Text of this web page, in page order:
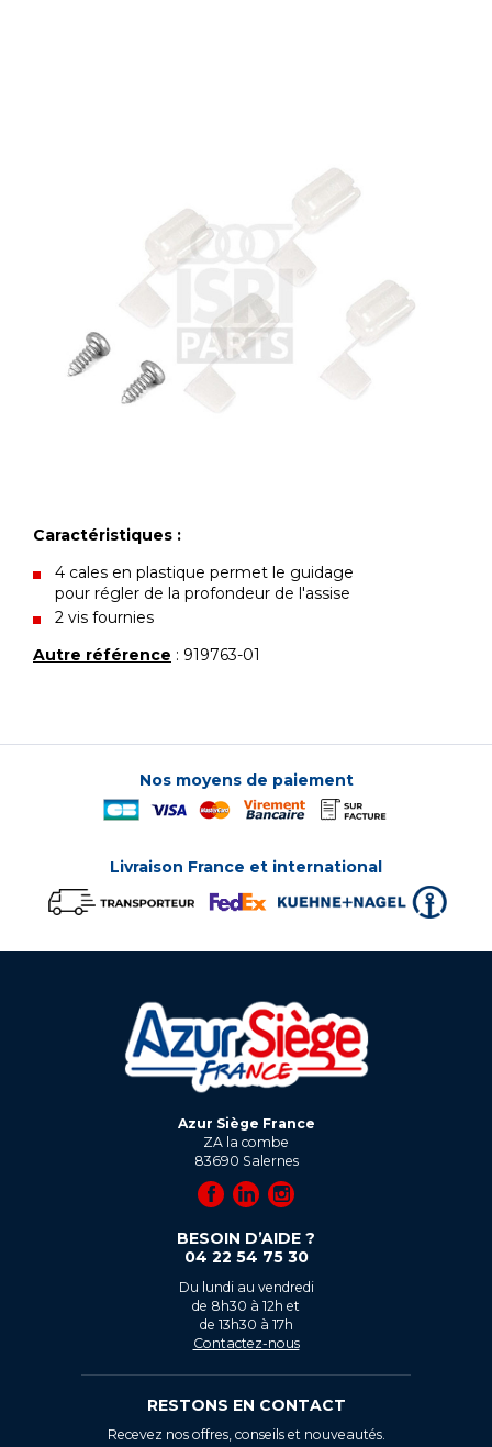
Caractéristiques :
4 cales en plastique permet le guidage
pour régler de la profondeur de l'assise
2 vis fournies
Autre référence : 919763-01
Nos moyens de paiement
Livraison France et international
Azur Siège France
ZA la combe
83690 Salernes
BESOIN D’AIDE ?
04 22 54 75 30
Du lundi au vendredi
de 8h30 à 12h et
de 13h30 à 17h
Contactez-nous
RESTONS EN CONTACT
Recevez nos offres, conseils et nouveautés.